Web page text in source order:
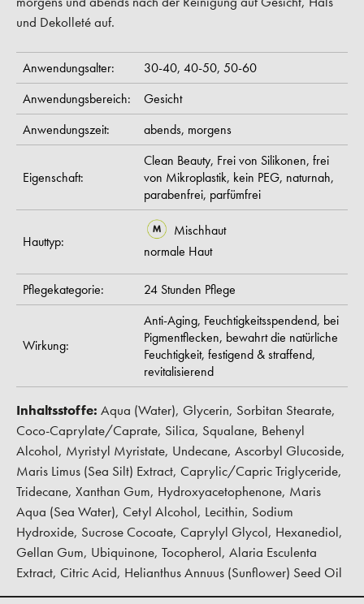
und Dekolleté auf.
Anwendungsalter: 30-40, 40-50, 50-60
Anwendungsbereich:
Gesicht
Anwendungszeit:
abends, morgens
Eigenschaft:
Clean Beauty, Frei von Silikonen, frei
von Mikroplastik, kein PEG, naturnah,
parabenfrei, parfümfrei
Hauttyp:
Mischhaut
normale Haut
Pflegekategorie: 24 Stunden Pflege
Wirkung:
Anti-Aging, Feuchtigkeitsspendend, bei
Pigmentflecken, bewahrt die natürliche
Feuchtigkeit, festigend & straffend,
revitalisierend
Inhaltsstoffe: Aqua (Water), Glycerin, Sorbitan Stearate,
Coco-Caprylate/Caprate, Silica, Squalane, Behenyl
Alcohol, Myristyl Myristate, Undecane, Ascorbyl Glucoside,
Maris Limus (Sea Silt) Extract, Caprylic/Capric Triglyceride,
Tridecane, Xanthan Gum, Hydroxyacetophenone, Maris
Aqua (Sea Water), Cetyl Alcohol, Lecithin, Sodium
Hydroxide, Sucrose Cocoate, Caprylyl Glycol, Hexanediol,
Gellan Gum, Ubiquinone, Tocopherol, Alaria Esculenta
Extract, Citric Acid, Helianthus Annuus (Sunflower) Seed Oil